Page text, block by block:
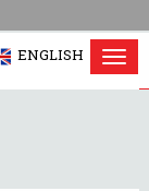
ENGLISH